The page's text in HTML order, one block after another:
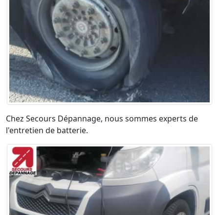
Chez Secours Dépannage, nous sommes experts de
l'entretien de batterie.